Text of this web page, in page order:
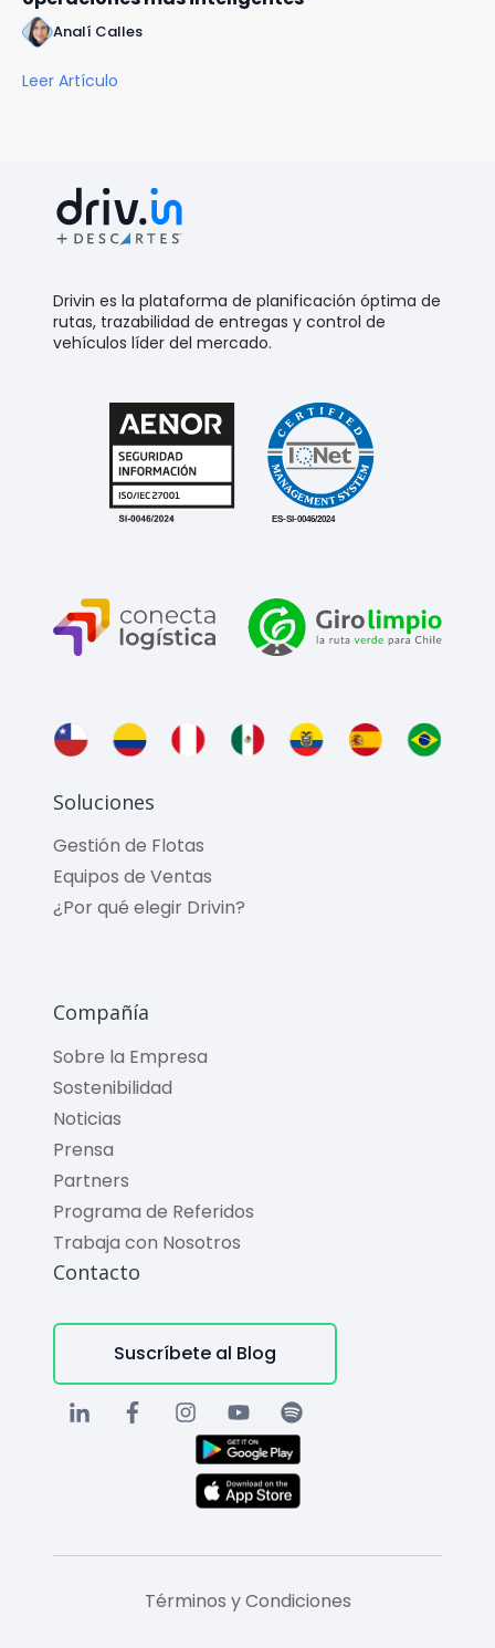
Analí Calles
Leer Artículo
Drivin es la plataforma de planificación óptima de
rutas, trazabilidad de entregas y control de
vehículos líder del mercado.
Soluciones
Gestión de Flotas
Equipos de Ventas
¿Por qué elegir Drivin?
Compañía
Sobre la Empresa
Sostenibilidad
Noticias
Prensa
Partners
Programa de Referidos
Trabaja con Nosotros
Contacto
Suscríbete al Blog
Términos y Condiciones